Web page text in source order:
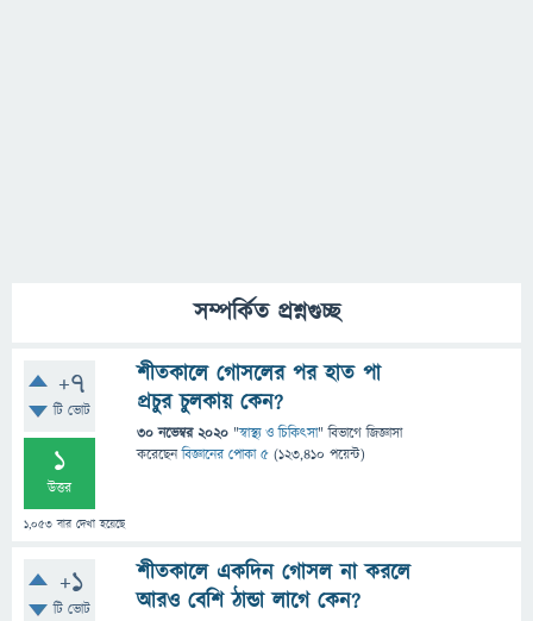
সম্পর্কিত প্রশ্নগুচ্ছ
+7
টি ভোট
1
উত্তর
1,053 বার দেখা হয়েছে
শীতকালে গোসলের পর হাত পা
প্রচুর চুলকায় কেন?
30 নভেম্বর 2020 "স্বাস্থ্য ও চিকিৎসা" বিভাগে জিজ্ঞাসা
করেছেনবিজ্ঞানের পোকা ৫ (123,410 পয়েন্ট)
+1
টি ভোট
শীতকালে একদিন গোসল না করলে
আরও বেশি ঠান্ডা লাগে কেন?